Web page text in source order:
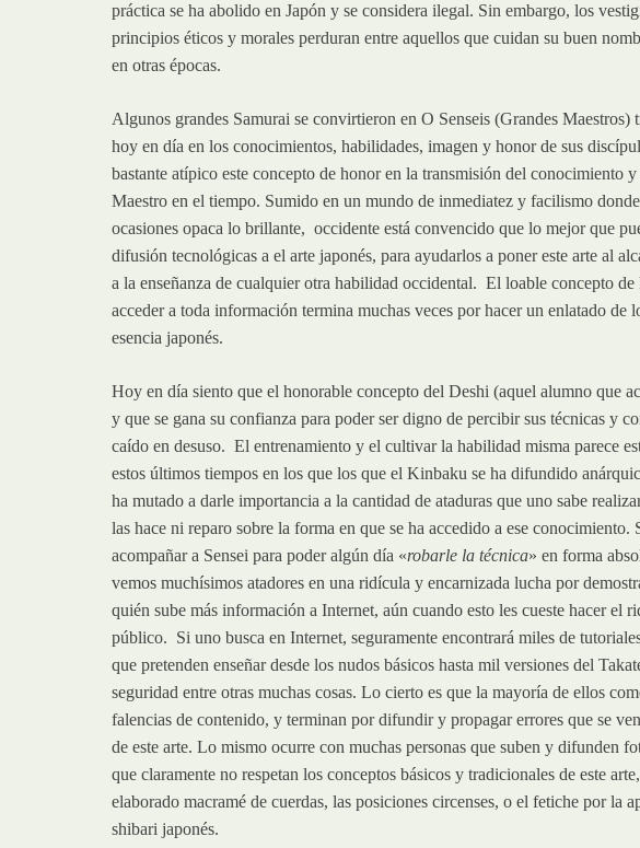
práctica se ha abolido en Japón y se considera ilegal. Sin embargo, los
principios éticos y morales perduran entre aquellos que cuidan su buen
en otras épocas.
Algunos grandes Samurai se convirtieron en O Senseis (Grandes Maestros)
hoy en día en los conocimientos, habilidades, imagen y honor de sus
bastante atípico este concepto de honor en la transmisión del conocimiento
Maestro en el tiempo. Sumido en un mundo de inmediatez y facilismo
ocasiones opaca lo brillante, occidente está convencido que lo mejor que
difusión tecnológicas a el arte japonés, para ayudarlos a poner este arte al
a la enseñanza de cualquier otra habilidad occidental. El loable concepto
acceder a toda información termina muchas veces por hacer un enlatado de
esencia japonés.
Hoy en día siento que el honorable concepto del Deshi (aquel alumno que
y que se gana su confianza para poder ser digno de percibir sus técnicas y
caído en desuso. El entrenamiento y el cultivar la habilidad misma parece
estos últimos tiempos en los que los que el Kinbaku se ha difundido
ha mutado a darle importancia a la cantidad de ataduras que uno sabe
las hace ni reparo sobre la forma en que se ha accedido a ese
acompañar a Sensei para poder algún día «robarle la técnica» en forma
vemos muchísimos atadores en una ridícula y encarnizada lucha por
quién sube más información a Internet, aún cuando esto les cueste hacer el
público. Si uno busca en Internet, seguramente encontrará miles de
que pretenden enseñar desde los nudos básicos hasta mil versiones del
seguridad entre otras muchas cosas. Lo cierto es que la mayoría de ellos
falencias de contenido, y terminan por difundir y propagar errores que se
de este arte. Lo mismo ocurre con muchas personas que suben y difunden
que claramente no respetan los conceptos básicos y tradicionales de este
elaborado macramé de cuerdas, las posiciones circenses, o el fetiche por la
shibari japonés.